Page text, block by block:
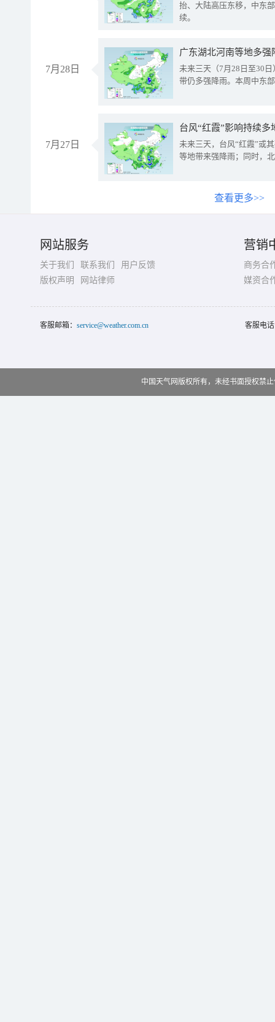
抬、大陆高压东移，中东
续。
7月28日
广东湖北河南等地多
未来三天（7月28日至30
带仍多强降雨。本周中东
7月27日
台风“红霞”影响持续
未来三天，台风“红霞”或
等地带来强降雨；同时，
查看更多>>
网站服务
关于我们 联系我们
用户反馈
版权声明
网站律师
营销
商务合
媒资合
客服邮箱： service@weather.com.cn 客服电
中国天气网版权所有，未经书面授权